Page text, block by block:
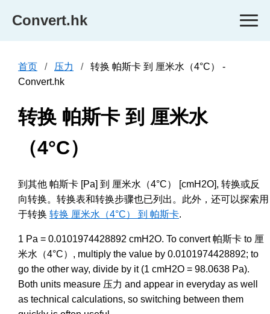
Convert.hk
首页 压力
转换 帕斯卡 到 厘米水（4°C） -
Convert.hk
转换 帕斯卡 到 厘米水
（4°C）
到其他 帕斯卡 [Pa] 到 厘米水（4°C） [cmH2O], 转换或反
向转换。转换表和转换步骤也已列出。此外，还可以探索用
于转换 转换 厘米水（4°C） 到 帕斯卡.
1 Pa = 0.0101974428892 cmH2O. To convert 帕斯卡 to 厘
米水（4°C）, multiply the value by 0.0101974428892; to
go the other way, divide by it (1 cmH2O = 98.0638 Pa).
Both units measure 压力 and appear in everyday as well
as technical calculations, so switching between them